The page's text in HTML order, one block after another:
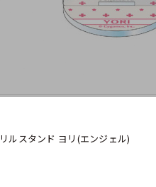
ルスタンド ヨリ(エンジェル)